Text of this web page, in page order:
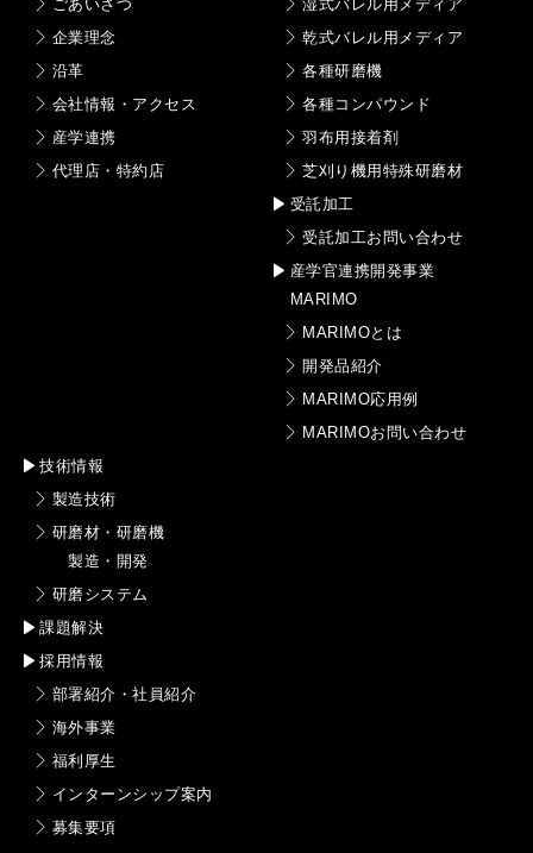
ごあいさつ
企業理念
沿革
会社情報・アクセス
産学連携
代理店・特約店
湿式バレル用メディア
乾式バレル用メディア
各種研磨機
各種コンパウンド
羽布用接着剤
芝刈り機用特殊研磨材
受託加工
受託加工お問い合わせ
産学官連携開発事業
MARIMO
MARIMOとは
開発品紹介
MARIMO応用例
MARIMOお問い合わせ
技術情報
製造技術
研磨材・研磨機
製造・開発
研磨システム
課題解決
採用情報
部署紹介・社員紹介
海外事業
福利厚生
インターンシップ案内
募集要項